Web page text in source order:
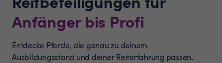
Anfänger bis Profi
Entdecke Pferde, die genau zu deinem
Ausbildungsstand und deiner Reiterfahrung passen.